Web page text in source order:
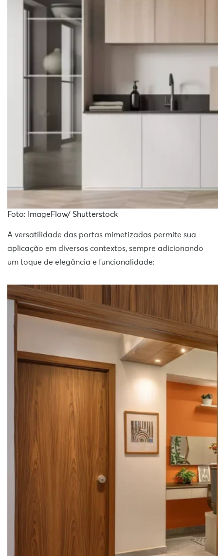
Foto: ImageFlow/ Shutterstock
A versatilidade das portas mimetizadas permite sua
aplicação em diversos contextos, sempre adicionando
um toque de elegância e funcionalidade: